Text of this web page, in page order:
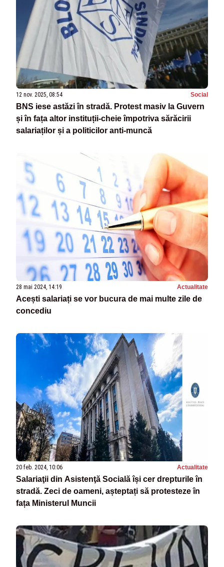
12 nov. 2025, 08:54 Social
BNS iese astăzi în stradă. Protest masiv la Guvern
și în fața altor instituții-cheie împotriva sărăcirii
salariaților și a politicilor anti-muncă
28 mai 2024, 14:19 Actualitate
Acești salariați se vor bucura de mai multe zile de
concediu
20 feb. 2024, 10:06 Actualitate
Salariaţii din Asistenţă Socială își cer drepturile în
stradă. Zeci de oameni, așteptați să protesteze în
fața Ministerul Muncii